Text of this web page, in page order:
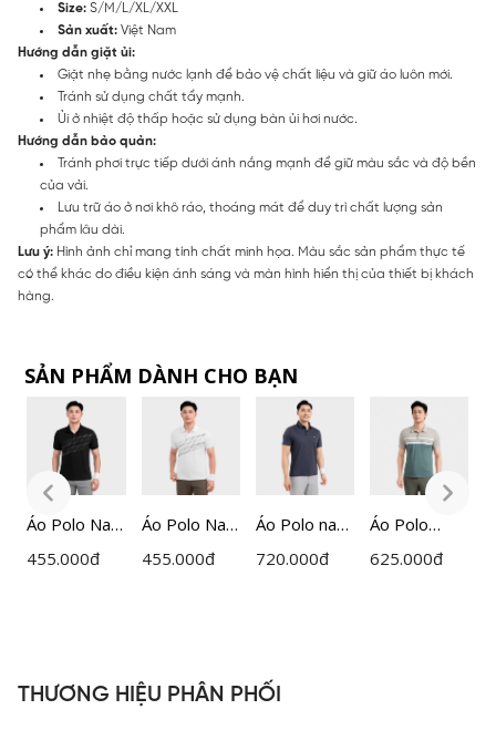
Size: S/M/L/XL/XXL
Sản xuất: Việt Nam
Hướng dẫn giặt ủi:
Giặt nhẹ bằng nước lạnh để bảo vệ chất liệu và giữ áo luôn mới.
Tránh sử dụng chất tẩy mạnh.
Ủi ở nhiệt độ thấp hoặc sử dụng bàn ủi hơi nước.
Hướng dẫn bảo quản:
Tránh phơi trực tiếp dưới ánh nắng mạnh để giữ màu sắc và độ bền
của vải.
Lưu trữ áo ở nơi khô ráo, thoáng mát để duy trì chất lượng sản
phẩm lâu dài.
Lưu ý: Hình ảnh chỉ mang tính chất minh họa. Màu sắc sản phẩm thực tế
có thể khác do điều kiện ánh sáng và màn hình hiển thị của thiết bị khách
hàng.
SẢN PHẨM DÀNH CHO BẠN
Áo Polo Nam
Đen
1
455.000đ
Áo Polo Nam
Trắng
1
455.000đ
Áo Polo nam
ngắn tay
720.000đ
Áo Polo
ngắn tay
625.000đ
THƯƠNG HIỆU PHÂN PHỐI